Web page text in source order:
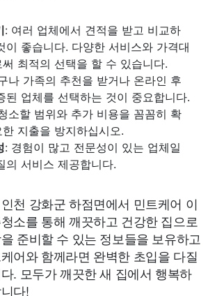
: 여러 업체에서 견적을 받고 비교하
이 좋습니다. 다양한 서비스와 가격대
최적의 선택을 할 수 있습니다.
나 가족의 추천을 받거나 온라인 후
된 업체를 선택하는 것이 중요합니다.
소할 범위와 추가 비용을 꼼꼼히 확
지출을 방지하십시오.
: 경험이 많고 전문성이 있는 업체일
의 서비스 제공합니다.
천 강화군 하점면에서 민트케어 이
소를 통해 깨끗하고 건강한 집으로
준비할 수 있는 정보들을 보유하고
어와 함께라면 완벽한 초입을 다질
. 모두가 깨끗한 새 집에서 행복하
다!